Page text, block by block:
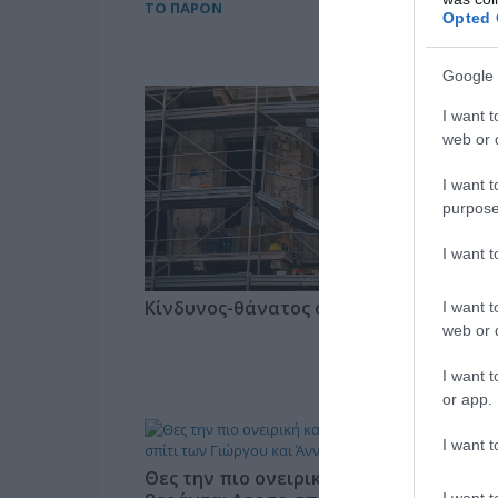
Opted
Google
I want
web or
I want
I want
I want
web or
I want
or app.
I want
ΤΟ ΠΑΡΟΝ
Κίνδυνος-θάνατος οι σκαλωσιές
Θες την πιο ονειρική καλοκαιρινή